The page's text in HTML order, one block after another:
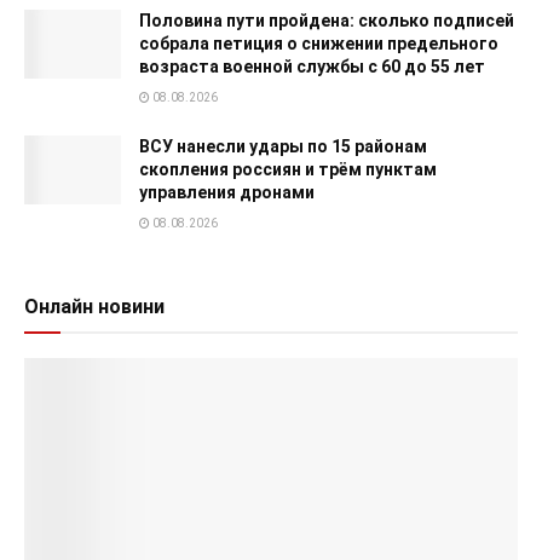
Половина пути пройдена: сколько подписей
собрала петиция о снижении предельного
возраста военной службы с 60 до 55 лет
08.08.2026
ВСУ нанесли удары по 15 районам
скопления россиян и трём пунктам
управления дронами
08.08.2026
Онлайн новини